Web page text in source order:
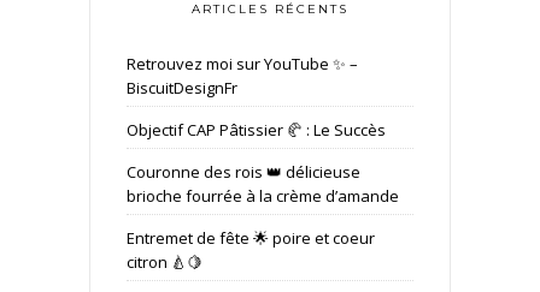
ARTICLES RÉCENTS
Retrouvez moi sur YouTube ✨ –
BiscuitDesignFr
Objectif CAP Pâtissier 🥐 : Le Succès
Couronne des rois 👑 délicieuse
brioche fourrée à la crème d’amande
Entremet de fête 🌟 poire et coeur
citron 🍐🍋